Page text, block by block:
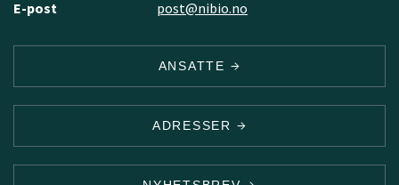
E-post
post@nibio.no
ANSATTE
ADRESSER